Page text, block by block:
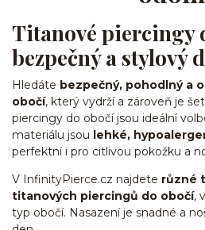
Titanové piercingy
bezpečný a stylový
Hledáte bezpečný, pohodlný a
obočí, který vydrží a zároveň je
piercingy do obočí jsou ideální
materiálu jsou lehké,
perfektní i pro citlivou pokožku a
V InfinityPierce.cz najdete různé
titanových piercingů do obočí,
typ obočí. Nasazení je snadné a